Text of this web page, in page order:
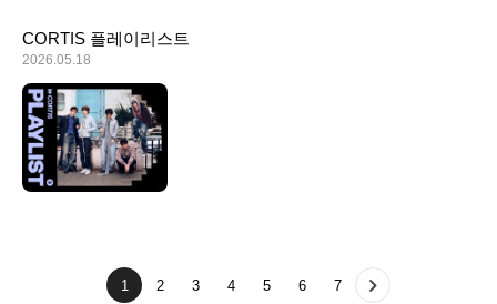
CORTIS 플레이리스트
2026.05.18
1 2 3 4 5 6 7